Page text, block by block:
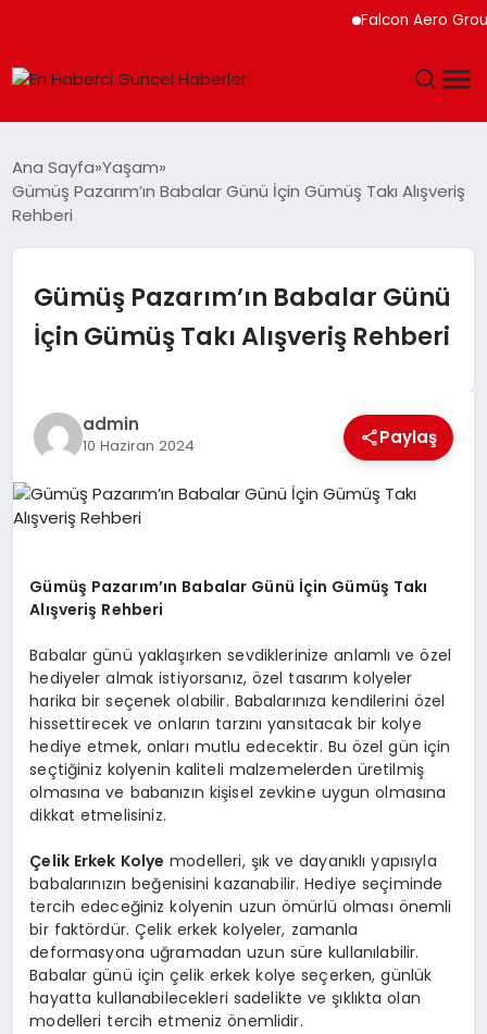
Falcon Aero
SPOR
TEKNOLOJI
DÜNYA
EKONOMI
SIYASET
Ana Sayfa Yaşam
Gümüş Pazarım’ın Babalar Günü İçin Gümüş Takı Alışveriş
Rehberi
Gümüş Pazarım’ın Babalar Günü
İçin Gümüş Takı Alışveriş Rehberi
admin
10 Haziran 2024 Paylaş
Gümüş Pazarım’ın Babalar Günü İçin Gümüş Takı
Alışveriş Rehberi
Babalar günü yaklaşırken sevdiklerinize anlamlı ve özel
hediyeler almak istiyorsanız, özel tasarım kolyeler
harika bir seçenek olabilir. Babalarınıza kendilerini özel
hissettirecek ve onların tarzını yansıtacak bir kolye
hediye etmek, onları mutlu edecektir. Bu özel gün için
seçtiğiniz kolyenin kaliteli malzemelerden üretilmiş
olmasına ve babanızın kişisel zevkine uygun olmasına
dikkat etmelisiniz.
Çelik Erkek Kolye modelleri, şık ve dayanıklı yapısıyla
babalarınızın beğenisini kazanabilir. Hediye seçiminde
tercih edeceğiniz kolyenin uzun ömürlü olması önemli
bir faktördür. Çelik erkek kolyeler, zamanla
deformasyona uğramadan uzun süre kullanılabilir.
Babalar günü için çelik erkek kolye seçerken, günlük
hayatta kullanabilecekleri sadelikte ve şıklıkta olan
modelleri tercih etmeniz önemlidir.